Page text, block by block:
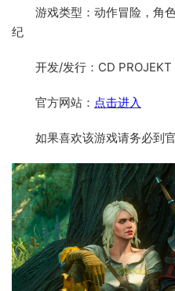
游戏类型：动作冒险，角
纪
开发/发行：CD PROJEKT
官方网站： 点击进入
如果喜欢该游戏请务必到